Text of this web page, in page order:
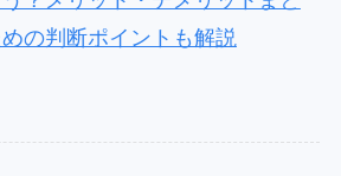
の判断ポイントも解説